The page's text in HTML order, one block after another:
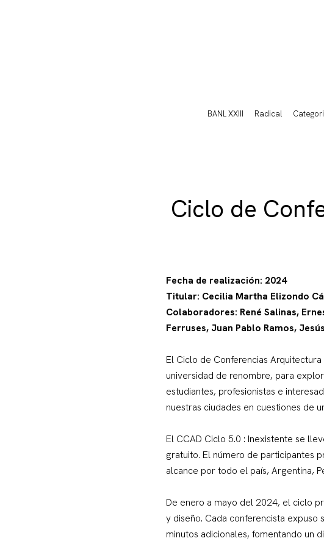
BANL XXIII Radical
Ciclo de
Fecha de realización: 2024
Titular: Cecilia Martha Elizondo
Colaboradores: René Salinas,
Ferruses, Juan Pablo Ramos,
El Ciclo de Conferencias
universidad de renombre, para
estudiantes, profesionistas e
nuestras ciudades en cuestiones de
El CCAD Ciclo 5.0 : Inexistente se
gratuito. El número de participantes
alcance por todo el país, Argentina,
De enero a mayo del 2024, el ciclo
y diseño. Cada conferencista
minutos adicionales, fomentando un